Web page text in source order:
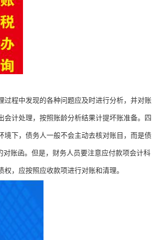
过程中发现的各种问题应及时进行分析，并对账
计处理，按照账龄分析结果计提坏账准备。四
下，债务人一般不会主动去核对账目，而是债
账函。但是，财务人员要注意应付款项会计科
，应按照应收款项进行对账和清理。